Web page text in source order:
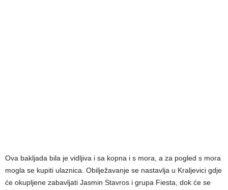
Ova bakljada bila je vidljiva i sa kopna i s mora, a za pogled s mora
mogla se kupiti ulaznica. Obilježavanje se nastavlja u Kraljevici gdje
će okupljene zabavljati Jasmin Stavros i grupa Fiesta, dok će se